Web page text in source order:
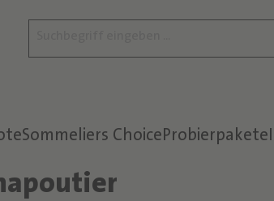
Sommeliers ChoiceProbierpakete